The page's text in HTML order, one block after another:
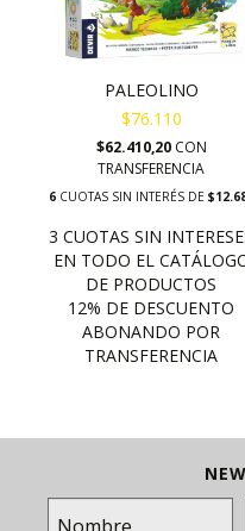
PALEOLINO
$76.110
$62.410,20 CON
TRANSFERENCIA
6CUOTAS SIN INTERÉS DE